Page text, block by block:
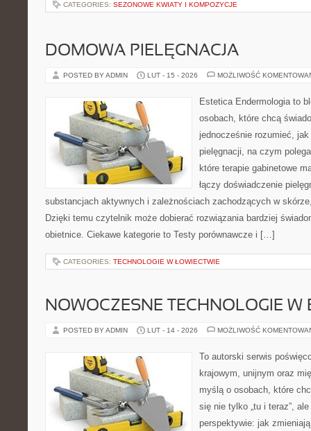
CATEGORIES: SEZONOWE KWIATY I KOMPOZYCJE
DOMOWA PIELĘGNACJA
POSTED BY ADMIN LUT - 15 - 2026 MOŻLIWOŚĆ
Estetica Endermologia to
osobach, które chcą
jednocześnie rozumieć, jak
pielęgnacji, na czym
które terapie gabinetowe
łączy doświadczenie
substancjach aktywnych i zależnościach zachodzących w
Dzięki temu czytelnik może dobierać rozwiązania bardziej
obietnice. Ciekawe kategorie to Testy porównawcze i […]
CATEGORIES: TECHNOLOGIE W ŁOWIECTWIE
NOWOCZESNE TECHNOLOGIE W
POSTED BY ADMIN LUT - 14 - 2026 MOŻLIWOŚĆ
To autorski serwis
krajowym, unijnym oraz
myślą o osobach, które
się nie tylko „tu i teraz”,
perspektywie: jak